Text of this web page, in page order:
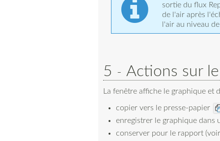
sortie du flux
de l'air après
l'air au niveau
5 Actions sur
La fenêtre affiche le graphique et
copier vers le presse-papier
enregistrer le graphique dans
conserver pour le rapport